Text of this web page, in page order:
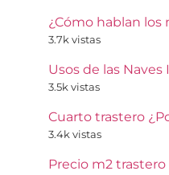
¿Cómo hablan los
3.7k vistas
Usos de las
3.5k vistas
Cuarto trastero
3.4k vistas
Precio m2 trastero